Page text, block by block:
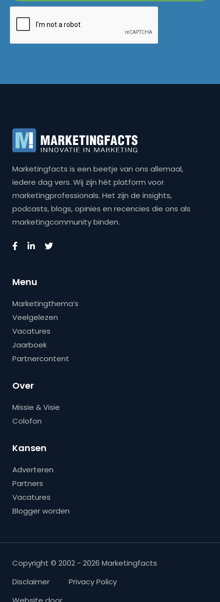
Marketingfacts is een beetje van ons allemaal,
iedere dag vers. Wij zijn hét platform voor
marketingprofessionals. Het zijn de insights,
podcasts, blogs, opinies en recencies die ons als
marketingcommunity binden.
Menu
Marketingthema’s
Veelgelezen
Vacatures
Jaarboek
Partnercontent
Over
Missie & Visie
Colofon
Kansen
Adverteren
Partners
Vacatures
Blogger worden
Copyright © 2002 - 2026 Marketingfacts
Disclaimer
Privacy Policy